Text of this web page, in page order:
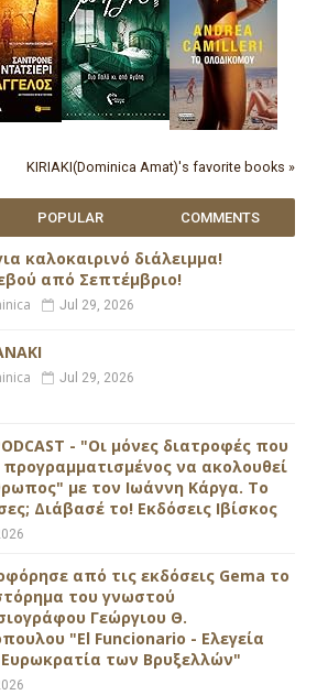
KIRIAKI(Dominica Amat)'s favorite books »
POPULAR COMMENTS
καλοκαιρινό διάλειμμα!
από Σεπτέμβριο!
Jul 29, 2026
Jul 29, 2026
- "Οι μόνες διατροφές που
προγραμματισμένος να ακολουθεί
με τον Ιωάννη Κάργα. Το
Διάβασέ το! Εκδόσεις Ιβίσκος
από τις εκδόσεις Gema το
του γνωστού
Γεώργιου Θ.
"El Funcionario - Ελεγεία
των Βρυξελλών"